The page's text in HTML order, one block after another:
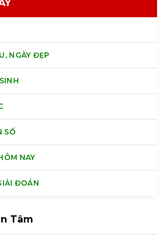
NGÀY ĐẸP
SỐ
NAY
ĐOÁN
Tâm